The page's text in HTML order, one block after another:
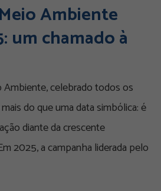
Ambiente
um chamado à
Ambiente, celebrado todos os
do que uma data simbólica: é
diante da crescente
2025, a campanha liderada pelo